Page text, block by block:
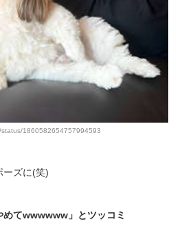
1860582654757994593
ーズに(笑)
めてwwwwww」とツッコミ